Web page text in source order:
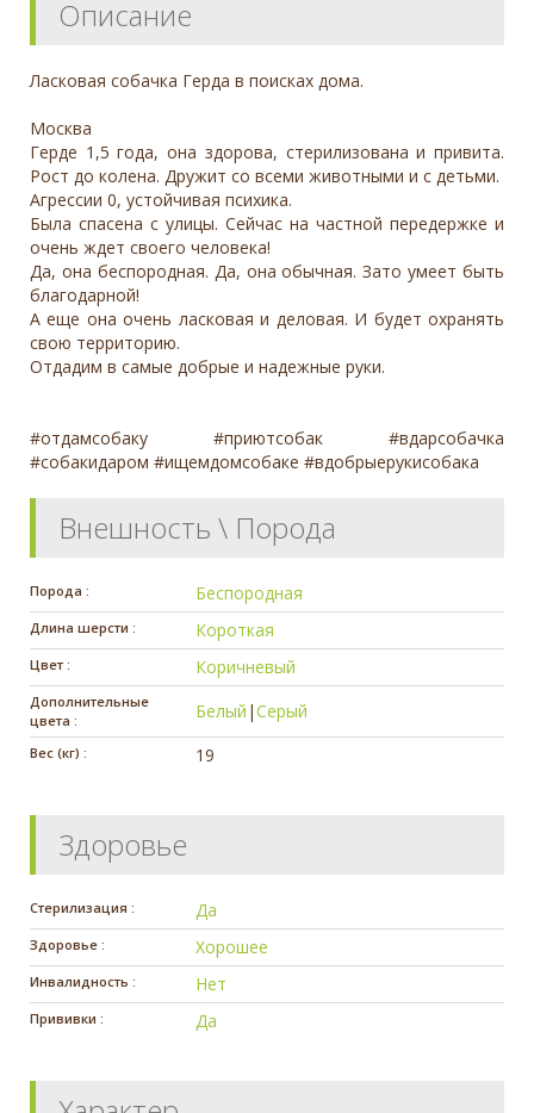
Описание
Ласковая собачка Герда в поисках дома.
Москва
Герде 1,5 года, она здорова, стерилизована и привита.
Рост до колена. Дружит со всеми животными и с детьми.
Агрессии 0, устойчивая психика.
Была спасена с улицы. Сейчас на частной передержке и
очень ждет своего человека!
Да, она беспородная. Да, она обычная. Зато умеет быть
благодарной!
А еще она очень ласковая и деловая. И будет охранять
свою территорию.
Отдадим в самые добрые и надежные руки.
#отдамсобаку #приютсобак #вдарсобачка
#собакидаром #ищемдомсобаке #вдобрыерукисобака
Внешность \ Порода
Порода : Беспородная
Длина шерсти : Короткая
Цвет : Коричневый
Дополнительные
цвета :
Белый |Серый
Вес (кг) : 19
Здоровье
Стерилизация : Да
Здоровье : Хорошее
Инвалидность : Нет
Прививки : Да